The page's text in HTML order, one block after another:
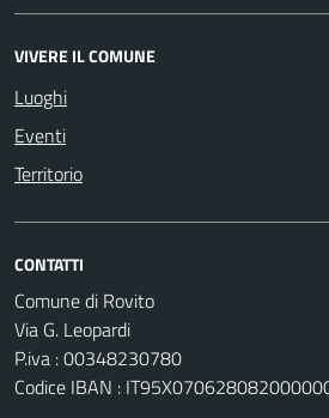
VIVERE IL COMUNE
Luoghi
Eventi
Territorio
CONTATTI
Comune di Rovito
Via G. Leopardi
P.iva : 00348230780
Codice IBAN :